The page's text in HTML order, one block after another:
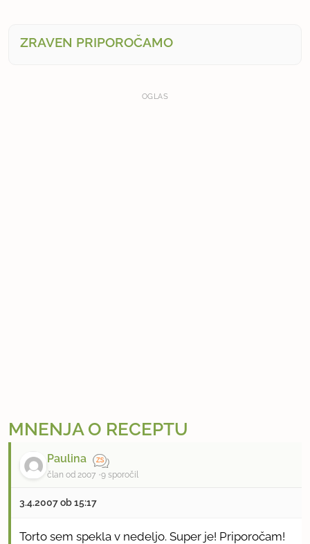
ZRAVEN PRIPOROČAMO
OGLAS
MNENJA O RECEPTU
Paulina
član od 2007 9 sporočil
3.4.2007 ob 15:17
Torto sem spekla v nedeljo. Super je! Priporočam!